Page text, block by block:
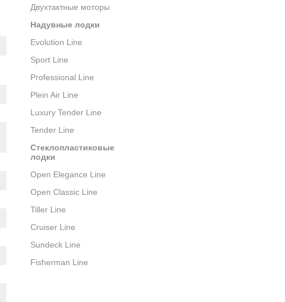
Двухтактные моторы
Надувные лодки
Evolution Line
Sport Line
Professional Line
Plein Air Line
Luxury Tender Line
Tender Line
Стеклопластиковые
лодки
Open Elegance Line
Open Classic Line
Tiller Line
Cruiser Line
Sundeck Line
Fisherman Line